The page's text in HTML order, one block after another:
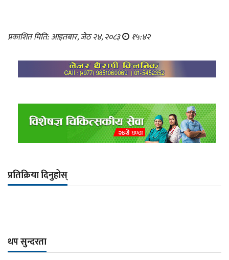
प्रकाशित मिति: आइतबार, जेठ २४, २०८३ १५:४२
प्रतिक्रिया दिनुहोस्
थप सुन्दरता